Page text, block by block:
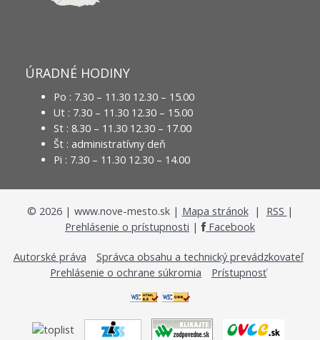
ÚRADNÉ HODINY
Po : 7.30 – 11.30 12.30 – 15.00
Ut : 7.30 – 11.30 12.30 – 15.00
St : 8.30 – 11.30 12.30 – 17.00
Št : administratívny deň
Pi : 7.30 – 11.30 12.30 – 14.00
© 2026| www.nove-mesto.sk | Mapa stránok| RSS |
Prehlásenie o prístupnosti | Facebook
Autorské práva
Správca obsahu a technický prevádzkovateľ
Prehlásenie o ochrane súkromia
Prístupnosť